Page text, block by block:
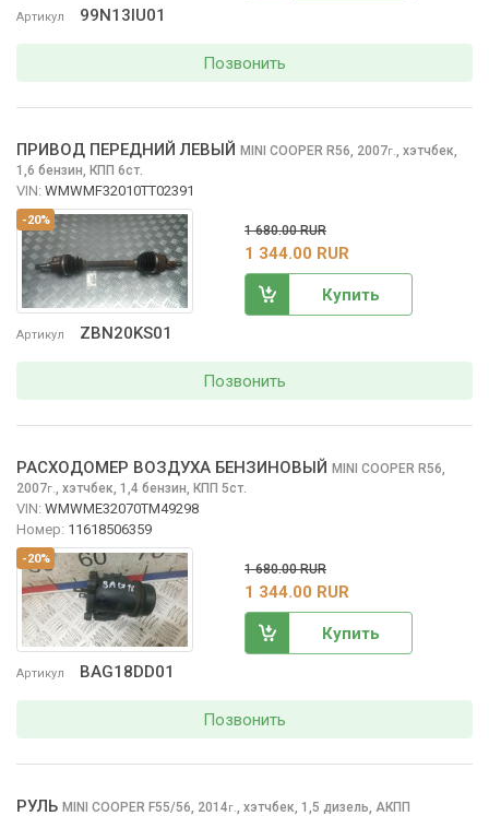
Артикул 99N13IU01
Позвонить
-20%
Артикул ZBN20KS01
ПРИВОД ПЕРЕДНИЙ ЛЕВЫЙ MINI COOPER R56, 2007г., хэтчбек,
1,6 бензин, КПП 6ст.
VIN: WMWMF32010TT02391
1 680.00 RUR
1 344.00 RUR
Купить
Позвонить
-20%
Артикул BAG18DD01
РАСХОДОМЕР ВОЗДУХА БЕНЗИНОВЫЙ MINI COOPER R56,
2007г., хэтчбек, 1,4 бензин, КПП 5ст.
VIN: WMWME32070TM49298
Номер: 11618506359
1 680.00 RUR
1 344.00 RUR
Купить
Позвонить
РУЛЬ MINI COOPER F55/56, 2014г., хэтчбек, 1,5 дизель, АКПП